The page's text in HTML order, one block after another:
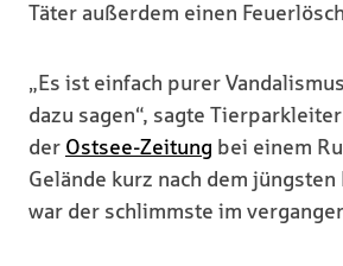
Täter außerdem einen
„Es ist einfach purer
dazu sagen“, sagte
der Ostsee-Zeitung bei einem
Gelände kurz nach dem
war der schlimmste im